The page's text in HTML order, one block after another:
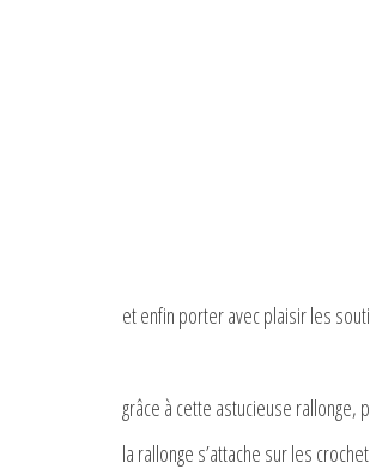
et enfin porter avec plaisir les
grâce à cette astucieuse rallonge,
la rallonge s’attache sur les